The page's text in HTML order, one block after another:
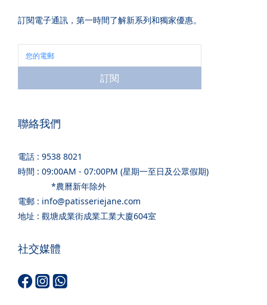
訂閱電子通訊，第一時間了解新系列和獨家優惠。
訂閱
聯絡我們
電話 : 9538 8021
時間 : 09:00AM - 07:00PM (星期一至日及公眾假期)
*農曆新年除外
電郵 : info@patisseriejane.com
地址 : 觀塘成業街成業工業大廈604室
社交媒體